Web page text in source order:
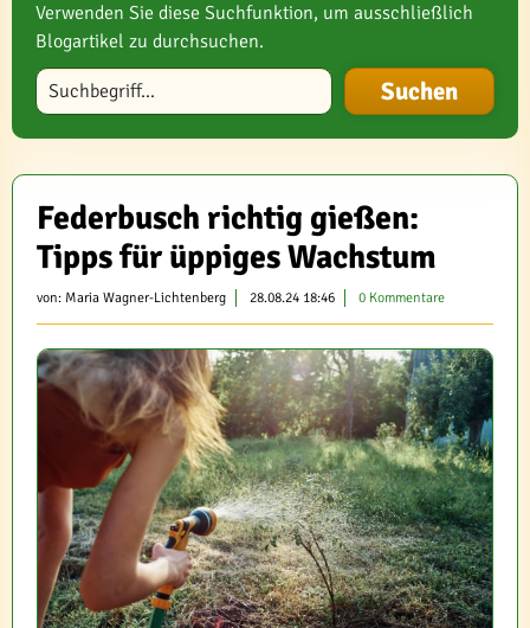
Verwenden Sie diese Suchfunktion, um ausschließlich
Blogartikel zu durchsuchen.
Blog durchsuchen
Federbusch richtig gießen:
Tipps für üppiges Wachstum
von: Maria Wagner-Lichtenberg 28.08.24 18:46 0 Kommentare